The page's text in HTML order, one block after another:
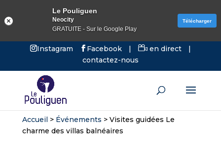
Instagram Facebook | en direct
|
contactez-nous
Accueil> Événements > Visites guidées Le
charme des villas balnéaires
Le Pouliguen
Neocity
GRATUITE - Sur le Google Play
Télécharger